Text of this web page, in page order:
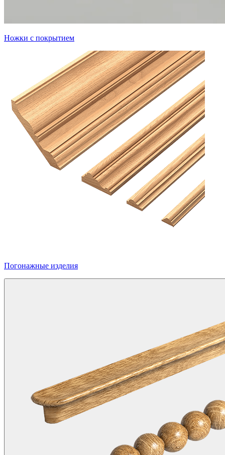
Ножки с покрытием
Погонажные изделия